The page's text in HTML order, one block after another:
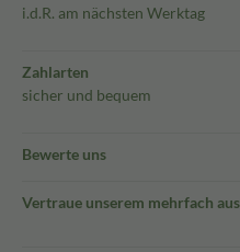
i.d.R. am nächsten Werktag
Zahlarten
sicher und bequem
Bewerte uns
Vertraue unserem mehrfach